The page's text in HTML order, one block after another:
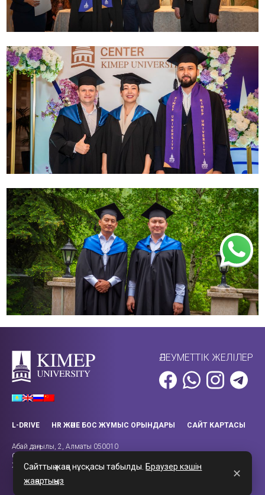
Сайттың жаңа нұсқасы табылды. Браузер кэшін
жаңартыңыз
✕
ӘЛЕУМЕТТІК ЖЕЛІЛЕР
L-DRIVE HR ЖӘНЕ БОС ЖҰМЫС ОРЫНДАРЫ САЙТ КАРТАСЫ
Абай даңғылы, 2, Алматы 050010
Call-орталығы: +7 (727) 270-43-14
Жұмыс уақыты: 08:00 – 18:00